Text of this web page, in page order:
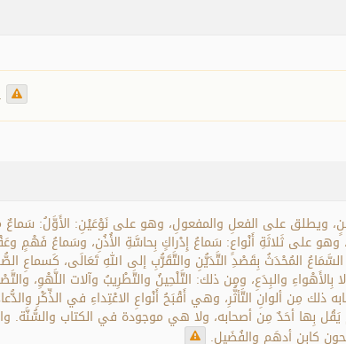
على الفعلِ والمفعولِ، وهو على نَوْعَيْنِ: الأَوَّلُ: سَماعٌ
لَهْوٍ وطَرَبٍ، كَسَماعِ الغِناءِ وآلاتِ الطَّرَبِ. 2- السَّمَاعُ المُحْدَثُ بِقَصْدِ التَّدَيُّنِ والتَّقَرُّبِ إلى
بِالأَهْواءِ والبِدَعِ، ومِن ذلك: التَّلْحِينُ والتَّطْرِيبُ وآلات اللَّهْوِ،
مِن ألوانِ التَّأثُّرِ، وهي أَقْبَحُ أَنْواعِ الاعْتِداءِ في الذِّكْرِ
بِها أحَدٌ مِن أصحابه، ولا هي موجودة في الكتاب والسُّنَّة.
كابن أدهَم والفُضَيل.